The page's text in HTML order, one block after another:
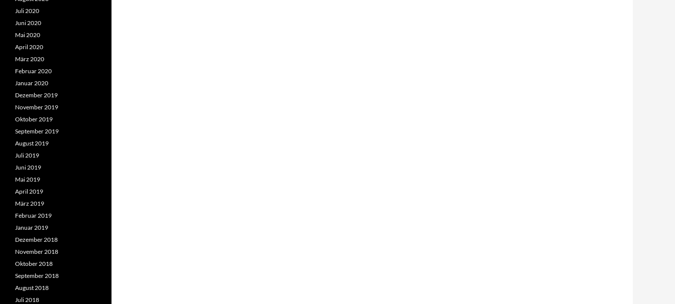
Juli 2020
Juni 2020
Mai 2020
April 2020
März 2020
Februar 2020
Januar 2020
Dezember 2019
November 2019
Oktober 2019
September 2019
August 2019
Juli 2019
Juni 2019
Mai 2019
April 2019
März 2019
Februar 2019
Januar 2019
Dezember 2018
November 2018
Oktober 2018
September 2018
August 2018
Juli 2018